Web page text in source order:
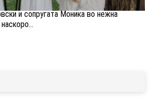
и сопругата Моника во нежна